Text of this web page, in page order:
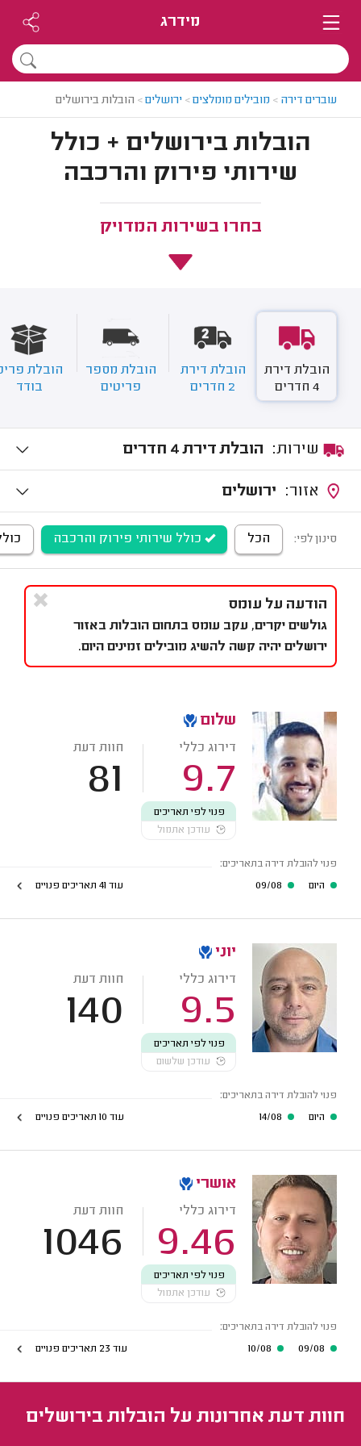
מידרג
עוברים דירה > מובילים מומלצים> ירושלים> הובלות בירושלים
הובלות בירושלים + כולל
שירותי פירוק והרכבה
בחרו בשירות המדויק
הובלת דירת
4 חדרים
הובלת דירת
2 חדרים
הובלת מספר
פריטים
הובלת
בודד
הובלת דירת 4 חדרים
ירושלים
סינון לפי: הכל כולל שירותי פירוק והרכבה
הודעה על עומס
גולשים יקרים, עקב עומס בתחום הובלות באזור
ירושלים יהיה קשה להשיג מובילים זמינים היום.
שלום
דירוג כללי
9.7
חוות דעת
81
פנוי לפי תאריכים
עודכן אתמול
פנוי להובלת דירה בתאריכים:
היום
עוד 41 תאריכים פנויים
יוני
דירוג כללי
9.5
חוות דעת
140
פנוי לפי תאריכים
עודכן שלשום
פנוי להובלת דירה בתאריכים:
היום
עוד 10 תאריכים פנויים
אושרי
דירוג כללי
9.46
חוות דעת
1046
פנוי לפי תאריכים
עודכן אתמול
פנוי להובלת דירה בתאריכים:
עוד 23 תאריכים פנויים
חוות דעת אחרונות על הובלות בירושלים